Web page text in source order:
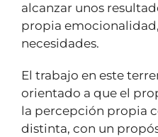
alcanzar unos
propia
necesidades.
El trabajo en este
orientado a que el
la percepción propia
distinta, con un